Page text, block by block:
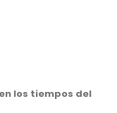
los tiempos del